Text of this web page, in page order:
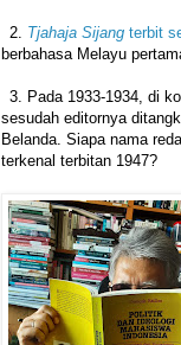
2.⁠ ⁠ Tjahaja Sijang terbit
berbahasa Melayu
3.⁠ ⁠Pada 1933-1934, di
sesudah editornya
Belanda. Siapa nama
terkenal terbitan 1947?